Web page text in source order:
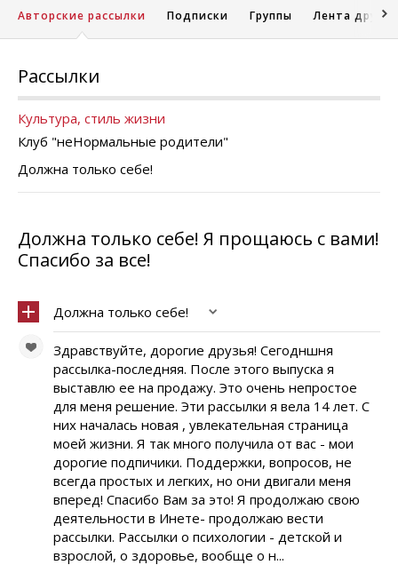
Авторские рассылки Подписки Группы Лента друзей
Рассылки
Культура, стиль жизни
Клуб "неНормальные родители"
Должна только себе!
Должна только себе! Я прощаюсь с вами!
Спасибо за все!
Должна только себе!
Здравствуйте, дорогие друзья! Сегодншня
рассылка-последняя. После этого выпуска я
выставлю ее на продажу. Это очень непростое
для меня решение. Эти рассылки я вела 14 лет. С
них началась новая , увлекательная страница
моей жизни. Я так много получила от вас - мои
дорогие подпичики. Поддержки, вопросов, не
всегда простых и легких, но они двигали меня
вперед! Спасибо Вам за это! Я продолжаю свою
деятельности в Инете- продолжаю вести
рассылки. Рассылки о психологии - детской и
взрослой, о здоровье, вообще о н...